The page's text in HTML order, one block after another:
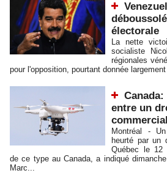
électorale
La nette
socialiste
régionales
pour l'opposition, pourtant donnée
entre un
commercial
Montréal -
heurté par un
Québec le 12
de ce type au Canada, a indiqué
Marc...